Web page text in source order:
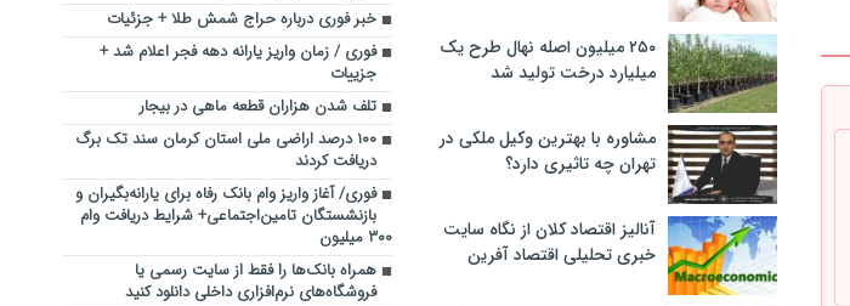
۲۵۰ میلیون اصله نهال طرح یک
میلیارد درخت تولید شد
مشاوره با بهترین وکیل ملکی در
تهران چه تاثیری دارد؟
آنالیز اقتصاد کلان از نگاه سایت
خبری تحلیلی اقتصاد آفرین
خبر فوری درباره حراج شمش طلا + جزئیات
فوری / زمان واریز یارانه دهه فجر اعلام شد +
جزییات
تلف شدن هزاران قطعه ماهی در بیجار
۱۰۰ درصد اراضی ملی استان کرمان سند تک برگ
دریافت کردند
فوری/ آغاز واریز وام بانک رفاه برای یارانه‌بگیران و
بازنشستگان تامین‌اجتماعی+ شرایط دریافت وام
۳۰۰ میلیون
همراه بانک‌ها را فقط از سایت رسمی یا
فروشگاه‌های نرم‌افزاری داخلی دانلود کنید